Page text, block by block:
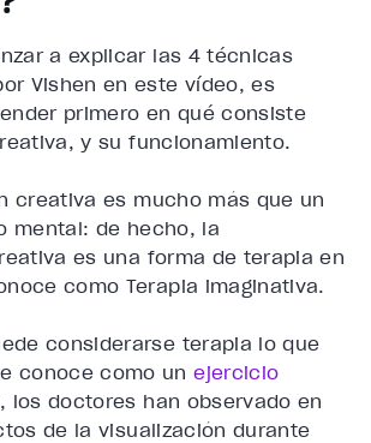
a explicar las 4 técnicas
Vishen en este vídeo, es
primero en qué consiste
y su funcionamiento.
creativa es mucho más que un
mental: de hecho, la
es una forma de terapia en
como Terapia imaginativa.
considerarse terapia lo que
conoce como unejercicio
los doctores han observado en
de la visualización durante